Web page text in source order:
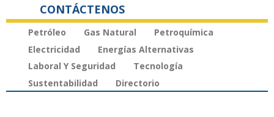
CONTÁCTENOS
Petróleo Gas Natural
Petroquímica
Electricidad
Energías Alternativas
Laboral Y Seguridad
Tecnología
Sustentabilidad
Directorio